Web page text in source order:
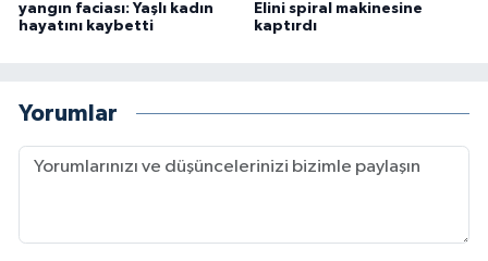
yangın faciası: Yaşlı kadın
hayatını kaybetti
Elini spiral makinesine
kaptırdı
Yorumlar